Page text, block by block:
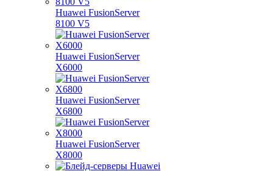
Huawei FusionServer
8100 V5
Huawei FusionServer
X6000
Huawei FusionServer
X6800
Huawei FusionServer
X8000